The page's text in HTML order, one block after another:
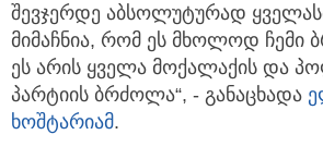
შევჯერდე აბსოლუტურად
მიმაჩნია, რომ ეს მხოლოდ ჩემი
ეს არის ყველა მოქალაქის და
პარტიის ბრძოლა“, - განაცხადა
ხოშტარიამ.